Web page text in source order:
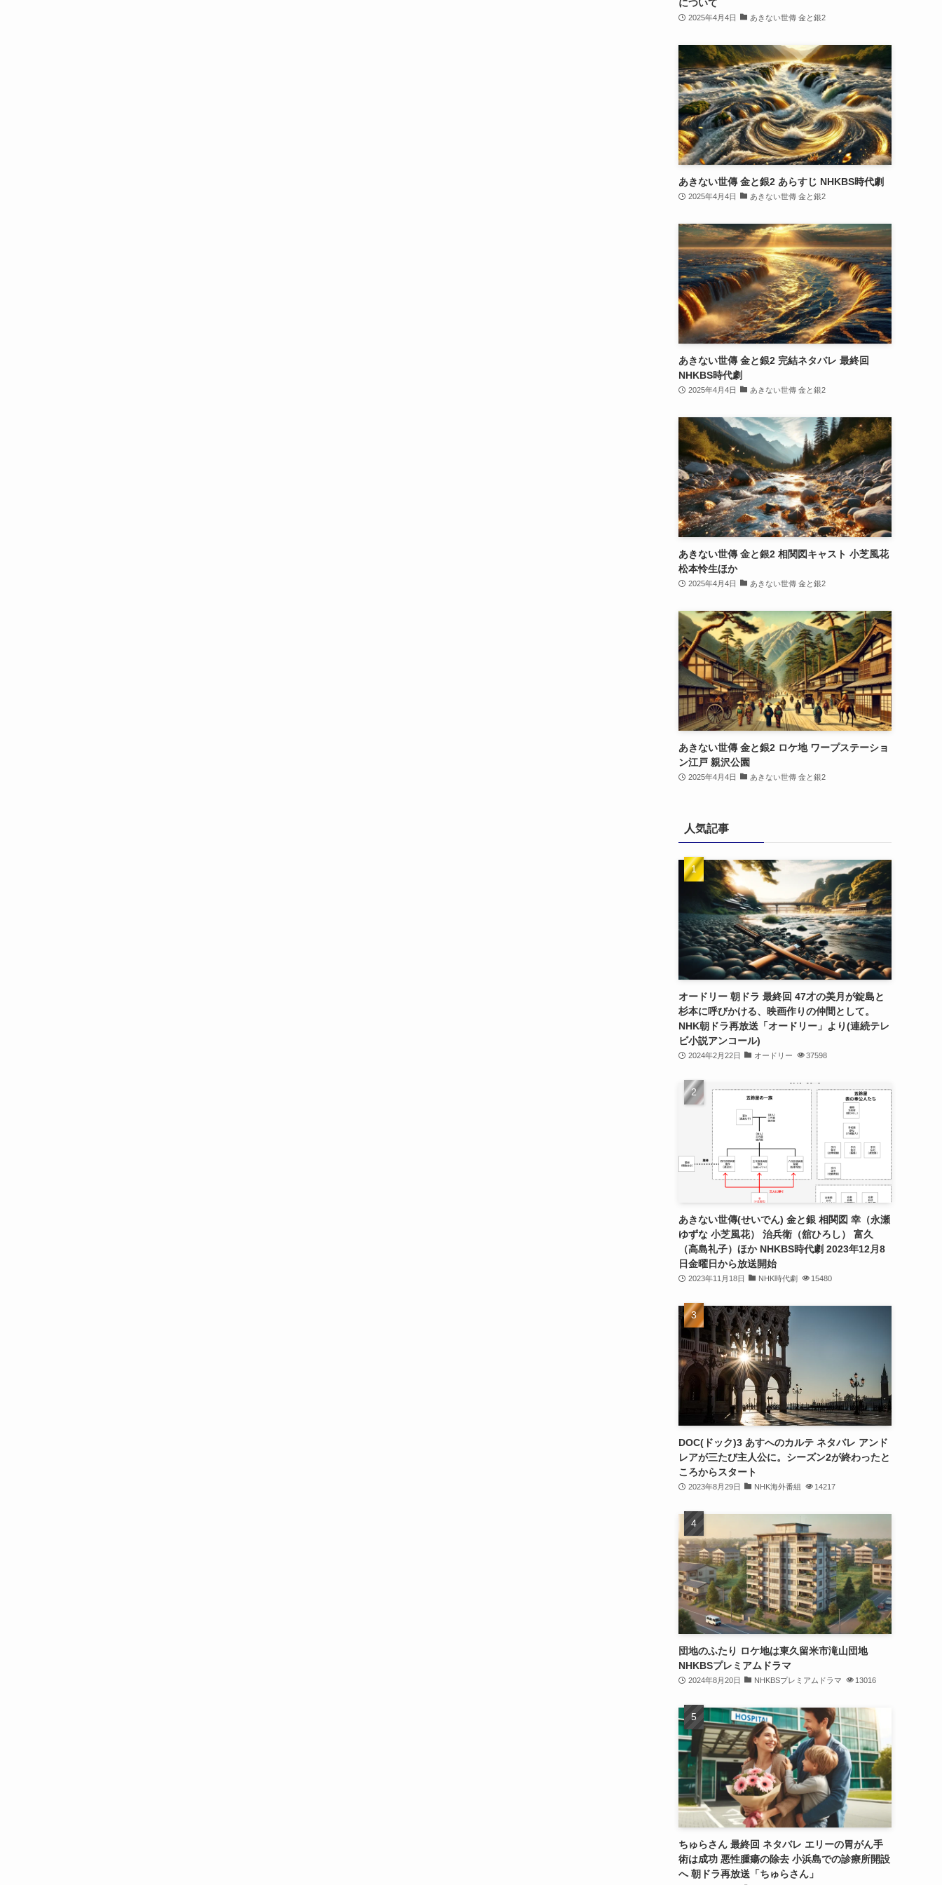
について
2025年4月4日 あきない世傳 金と銀2
あきない世傳 金と銀2 あらすじ NHKBS時代劇
2025年4月4日 あきない世傳 金と銀2
あきない世傳 金と銀2 完結ネタバレ 最終回
NHKBS時代劇
2025年4月4日 あきない世傳 金と銀2
あきない世傳 金と銀2 相関図キャスト 小芝風花
松本怜生ほか
2025年4月4日 あきない世傳 金と銀2
あきない世傳 金と銀2 ロケ地 ワープステーショ
ン江戸 親沢公園
2025年4月4日 あきない世傳 金と銀2
人気記事
オードリー 朝ドラ 最終回 47才の美月が錠島と
杉本に呼びかける、映画作りの仲間として。
NHK朝ドラ再放送「オードリー」より(連続テレ
ビ小説アンコール)
2024年2月22日 オードリー 37598
あきない世傳(せいでん) 金と銀 相関図 幸（永瀬
ゆずな 小芝風花） 治兵衛（舘ひろし） 富久
（高島礼子）ほか NHKBS時代劇 2023年12月8
日金曜日から放送開始
2023年11月18日 NHK時代劇 15480
DOC(ドック)3 あすへのカルテ ネタバレ アンド
レアが三たび主人公に。シーズン2が終わったと
ころからスタート
2023年8月29日 NHK海外番組 14217
団地のふたり ロケ地は東久留米市滝山団地
NHKBSプレミアムドラマ
2024年8月20日 NHKBSプレミアムドラマ 13016
ちゅらさん 最終回 ネタバレ エリーの胃がん手
術は成功 悪性腫瘍の除去 小浜島での診療所開設
へ 朝ドラ再放送「ちゅらさん」